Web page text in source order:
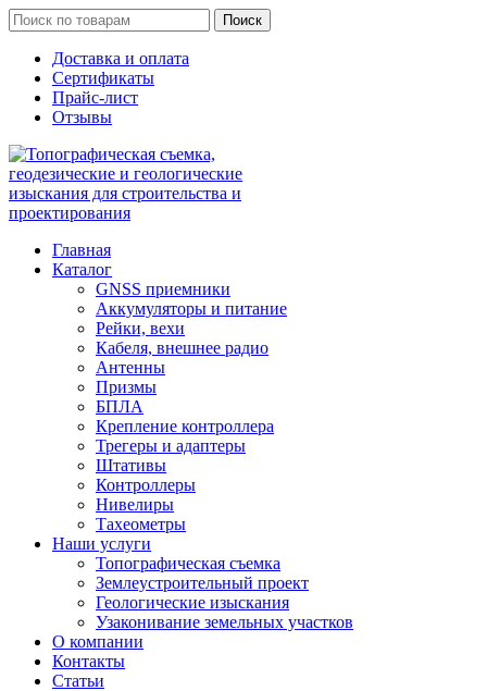
Поиск
Доставка и оплата
Сертификаты
Прайс-лист
Отзывы
Главная
Каталог
GNSS приемники
Аккумуляторы и питание
Рейки, вехи
Кабеля, внешнее радио
Антенны
Призмы
БПЛА
Крепление контроллера
Трегеры и адаптеры
Штативы
Контроллеры
Нивелиры
Тахеометры
Наши услуги
Топографическая съемка
Землеустроительный проект
Геологические изыскания
Узаконивание земельных участков
О компании
Контакты
Статьи